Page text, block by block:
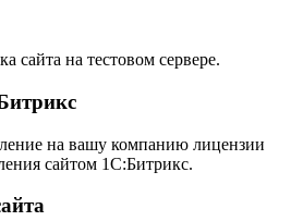
сайта на тестовом сервере.
на вашу компанию лицензии
сайтом 1С:Битрикс.